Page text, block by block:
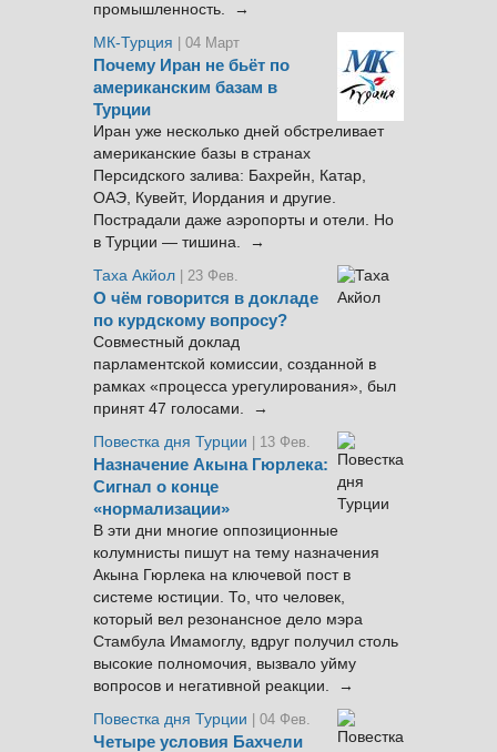
промышленность. →
МК-Турция
| 04 Март
Почему Иран не бьёт по
американским базам в
Турции
Иран уже несколько дней обстреливает
американские базы в странах
Персидского залива: Бахрейн, Катар,
ОАЭ, Кувейт, Иордания и другие.
Пострадали даже аэропорты и отели. Но
в Турции — тишина. →
Таха Акйол | 23 Фев.
О чём говорится в докладе
по курдскому вопросу?
Совместный доклад
парламентской комиссии, созданной в
рамках «процесса урегулирования», был
принят 47 голосами. →
Повестка дня Турции
| 13 Фев.
Назначение Акына Гюрлека:
Сигнал о конце
«нормализации»
В эти дни многие оппозиционные
колумнисты пишут на тему назначения
Акына Гюрлека на ключевой пост в
системе юстиции. То, что человек,
который вел резонансное дело мэра
Стамбула Имамоглу, вдруг получил столь
высокие полномочия, вызвало уйму
вопросов и негативной реакции. →
Повестка дня Турции
| 04 Фев.
Четыре условия Бахчели